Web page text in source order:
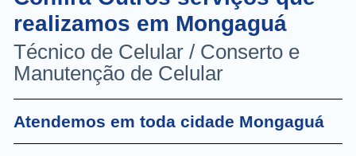
realizamos em Mongaguá
Técnico de Celular / Conserto e
Manutenção de Celular
Atendemos em toda cidade Mongaguá